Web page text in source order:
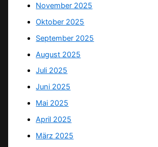
November 2025
Oktober 2025
September 2025
August 2025
Juli 2025
Juni 2025
Mai 2025
April 2025
März 2025